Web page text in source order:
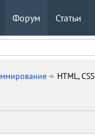
Форум Статьи
HTML, CSS